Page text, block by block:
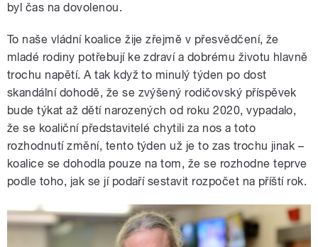
byl čas na dovolenou.
To naše vládní koalice žije zřejmě v přesvědčení, že
mladé rodiny potřebují ke zdraví a dobrému životu hlavně
trochu napětí. A tak když to minulý týden po dost
skandální dohodě, že se zvýšený rodičovský příspěvek
bude týkat až dětí narozených od roku 2020, vypadalo,
že se koaliční představitelé chytili za nos a toto
rozhodnutí změní, tento týden už je to zas trochu jinak –
koalice se dohodla pouze na tom, že se rozhodne teprve
podle toho, jak se jí podaří sestavit rozpočet na příští rok.